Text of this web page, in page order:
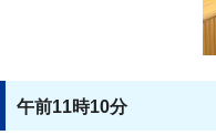
午前11時10分